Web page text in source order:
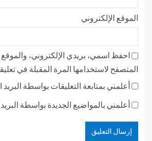
الموقع الإلكتروني
احفظ اسمي، بريدي الإلكتروني، والموقع
المتصفح لاستخدامها المرة المقبلة في
أعلمني بمتابعة التعليقات بواسطة البريد
أعلمني بالمواضيع الجديدة بواسطة البريد